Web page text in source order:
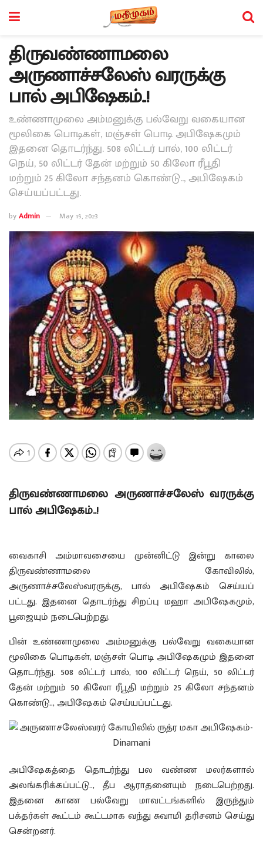
திருவண்ணாமலை
அருணாச்சலேஸ் வரருக்கு
பால் அபிஷேகம்..!
உண்ணாமுலை அம்மனுக்கு பல்வேறு வகையான
மூலிகை பொடிகள், மஞ்சள் பொடி அபிஷேகமும்
இதனை தொடர்ந்து. 508 லிட்டர் பால், 100 லிட்டர்
நெய், 50 லிட்டர் தேன் மற்றும் 50 கிலோ ரீபூதி
மற்றும் 25 கிலோ சந்தனம் கொண்டு.., அபிஷேகம்
செய்யப்பட்டது.
byAdmin May 19, 2023
திருவண்ணாமலை அருணாச்சலேஸ் வரருக்கு
பால் அபிஷேகம்..!
வைகாசி அம்மாவசையை முன்னிட்டு இன்று காலை
திருவண்ணாமலை கோவிலில்,
அருணாச்சலேஸ்வரருக்கு, பால் அபிஷேகம் செய்யப்
பட்டது. இதனை தொடர்ந்து சிறப்பு மஹா அபிஷேகமும்,
பூஜையும் நடைபெற்றது.
பின் உண்ணாமுலை அம்மனுக்கு பல்வேறு வகையான
மூலிகை பொடிகள், மஞ்சள் பொடி அபிஷேகமும் இதனை
தொடர்ந்து. 508 லிட்டர் பால், 100 லிட்டர் நெய், 50 லிட்டர்
தேன் மற்றும் 50 கிலோ ரீபூதி மற்றும் 25 கிலோ சந்தனம்
கொண்டு.., அபிஷேகம் செய்யப்பட்டது.
அபிஷேகத்தை தொடர்ந்து பல வண்ண மலர்களால்
அலங்கரிக்கப்பட்டு.., தீப ஆராதனையும் நடைபெற்றது.
இதனை காண பல்வேறு மாவட்டங்களில் இருந்தும்
பக்தர்கள் கூட்டம் கூட்டமாக வந்து சுவாமி தரிசனம் செய்து
சென்றனர்.